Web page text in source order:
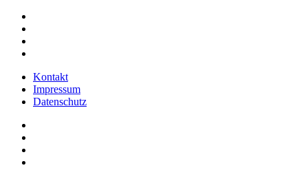
Kontakt
Impressum
Datenschutz